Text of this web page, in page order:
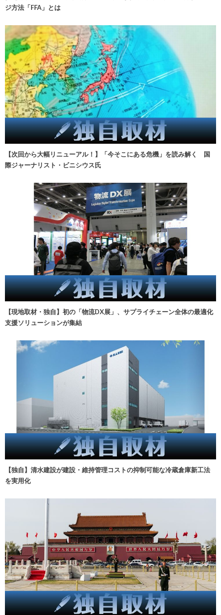
ジ方法「FFA」とは
【次回から大幅リニューアル！】「今そこにある危機」を読み解く 国
際ジャーナリスト・ビニシウス氏
【現地取材・独自】初の「物流DX展」、サプライチェーン全体の最適化
支援ソリューションが集結
【独自】清水建設が建設・維持管理コストの抑制可能な冷蔵倉庫新工法
を実用化